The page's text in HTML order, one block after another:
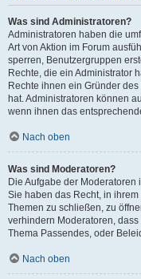
Was sind Administratoren?
Administratoren haben die
Art von Aktion im Forum
sperren, Benutzergruppen
Rechte, die ein Administrator
Rechte ihnen ein Gründer
hat. Administratoren können
wenn ihnen das
Nach oben
Was sind Moderatoren?
Die Aufgabe der
Sie haben das Recht, in
Themen zu schließen, zu
verhindern Moderatoren, dass
Thema Passendes, oder
Nach oben